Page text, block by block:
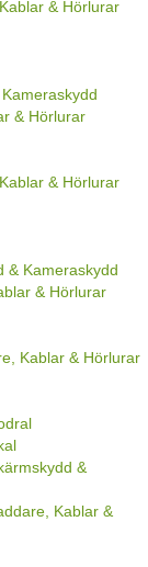
& Hörlurar
& Hörlurar
& Hörlurar
& Kameraskydd
& Hörlurar
Kablar & Hörlurar
&
Kablar &